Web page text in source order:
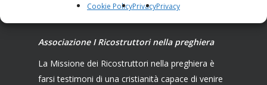
Cookie PolicyPrivacyPrivacy
Associazione I Ricostruttori nella preghiera
La Missione dei Ricostruttori nella preghiera è
farsi testimoni di una cristianità capace di venire